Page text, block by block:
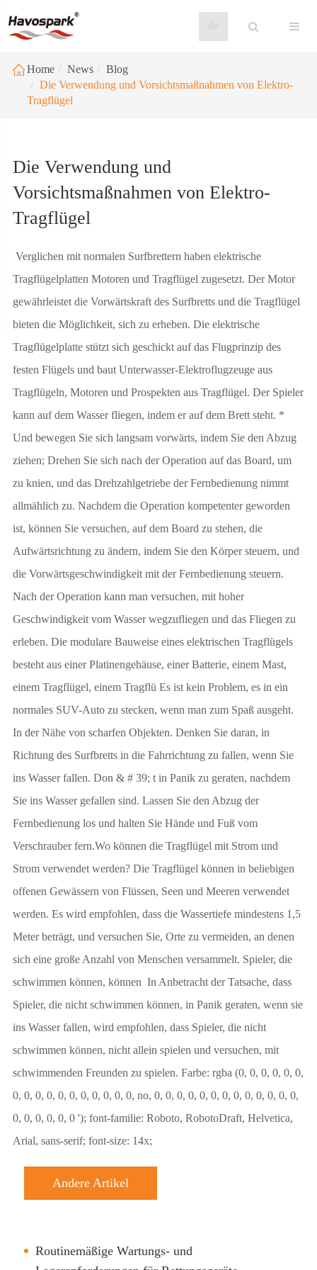
de
Home News
Blog
Die Verwendung und Vorsichtsmaßnahmen von Elektro-
Tragflügel
Die Verwendung und
Vorsichtsmaßnahmen von Elektro-
Tragflügel
​ Verglichen mit normalen Surfbrettern haben elektrische
Tragflügelplatten Motoren und Tragflügel zugesetzt. Der Motor
gewährleistet die Vorwärtskraft des Surfbretts und die Tragflügel
bieten die Möglichkeit, sich zu erheben. Die elektrische
Tragflügelplatte stützt sich geschickt auf das Flugprinzip des
festen Flügels und baut Unterwasser-Elektroflugzeuge aus
Tragflügeln, Motoren und Prospekten aus Tragflügel. Der Spieler
kann auf dem Wasser fliegen, indem er auf dem Brett steht. *
Und bewegen Sie sich langsam vorwärts, indem Sie den Abzug
ziehen; Drehen Sie sich nach der Operation auf das Board, um
zu knien, und das Drehzahlgetriebe der Fernbedienung nimmt
allmählich zu. Nachdem die Operation kompetenter geworden
ist, können Sie versuchen, auf dem Board zu stehen, die
Aufwärtsrichtung zu ändern, indem Sie den Körper steuern, und
die Vorwärtsgeschwindigkeit mit der Fernbedienung steuern.
Nach der Operation kann man versuchen, mit hoher
Geschwindigkeit vom Wasser wegzufliegen und das Fliegen zu
erleben. Die modulare Bauweise eines elektrischen Tragflügels
besteht aus einer Platinengehäuse, einer Batterie, einem Mast,
einem Tragflügel, einem Tragflü Es ist kein Problem, es in ein
normales SUV-Auto zu stecken, wenn man zum Spaß ausgeht. ​
In der Nähe von scharfen Objekten. Denken Sie daran, in
Richtung des Surfbretts in die Fahrrichtung zu fallen, wenn Sie
ins Wasser fallen. Don & # 39; t in Panik zu geraten, nachdem
Sie ins Wasser gefallen sind. Lassen Sie den Abzug der
Fernbedienung los und halten Sie Hände und Fuß vom
Verschrauber fern.Wo können die Tragflügel mit Strom und
Strom verwendet werden? Die Tragflügel können in beliebigen
offenen Gewässern von Flüssen, Seen und Meeren verwendet
werden. Es wird empfohlen, dass die Wassertiefe mindestens 1,5
Meter beträgt, und versuchen Sie, Orte zu vermeiden, an denen
sich eine große Anzahl von Menschen versammelt. Spieler, die
schwimmen können, können ​ In Anbetracht der Tatsache, dass
Spieler, die nicht schwimmen können, in Panik geraten, wenn sie
ins Wasser fallen, wird empfohlen, dass Spieler, die nicht
schwimmen können, nicht allein spielen und versuchen, mit
schwimmenden Freunden zu spielen. Farbe: rgba (0, 0, 0, 0, 0, 0,
0, 0, 0, 0, 0, 0, 0, 0, 0, 0, 0, no, 0, 0, 0, 0, 0, 0, 0, 0, 0, 0, 0, 0, 0,
0, 0, 0, 0, 0, 0 '); font-familie: Roboto, RobotoDraft, Helvetica,
Arial, sans-serif; font-size: 14x;
Andere Artikel
Routinemäßige Wartungs- und